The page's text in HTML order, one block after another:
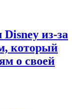
из-за
который
о своей